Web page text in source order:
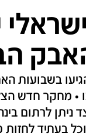
בשבועות
• מחקר חדש
ניתן לרתום
בעתיד